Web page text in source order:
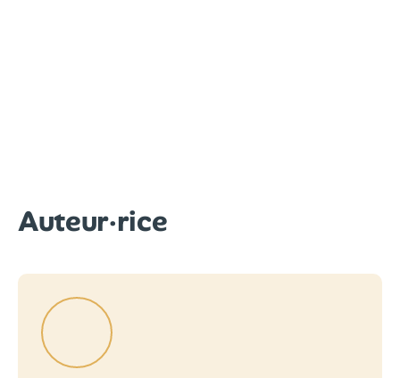
Auteur·rice